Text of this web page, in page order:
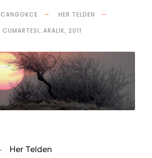
CANGOKCE
HER TELDEN
CUMARTESI, ARALIK, 2011
·
Her Telden